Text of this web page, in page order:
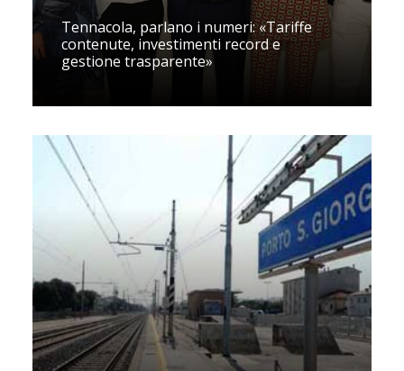
Tennacola, parlano i numeri: «Tariffe
contenute, investimenti record e
gestione trasparente»